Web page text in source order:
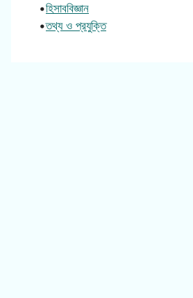
•হিসাববিজ্ঞান
•তথ্য ও প্রযুক্তি